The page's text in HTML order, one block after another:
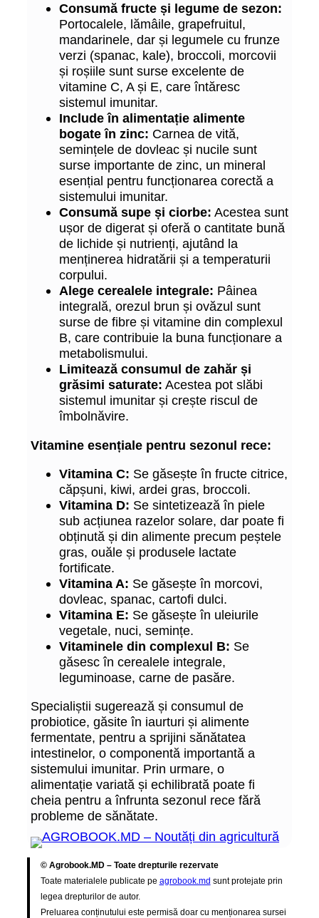
Consumă fructe și legume de sezon:
Portocalele, lămâile, grapefruitul,
mandarinele, dar și legumele cu frunze
verzi (spanac, kale), broccoli, morcovii
și roșiile sunt surse excelente de
vitamine C, A și E, care întăresc
sistemul imunitar.
Include în alimentație alimente
bogate în zinc: Carnea de vită,
semințele de dovleac și nucile sunt
surse importante de zinc, un mineral
esențial pentru funcționarea corectă a
sistemului imunitar.
Consumă supe și ciorbe: Acestea sunt
ușor de digerat și oferă o cantitate bună
de lichide și nutrienți, ajutând la
menținerea hidratării și a temperaturii
corpului.
Alege cerealele integrale: Pâinea
integrală, orezul brun și ovăzul sunt
surse de fibre și vitamine din complexul
B, care contribuie la buna funcționare a
metabolismului.
Limitează consumul de zahăr și
grăsimi saturate: Acestea pot slăbi
sistemul imunitar și crește riscul de
îmbolnăvire.
Vitamine esențiale pentru sezonul rece:
Vitamina C: Se găsește în fructe citrice,
căpșuni, kiwi, ardei gras, broccoli.
Vitamina D: Se sintetizează în piele
sub acțiunea razelor solare, dar poate fi
obținută și din alimente precum peștele
gras, ouăle și produsele lactate
fortificate.
Vitamina A: Se găsește în morcovi,
dovleac, spanac, cartofi dulci.
Vitamina E: Se găsește în uleiurile
vegetale, nuci, semințe.
Vitaminele din complexul B: Se
găsesc în cerealele integrale,
leguminoase, carne de pasăre.
Specialiștii sugerează și consumul de
probiotice, găsite în iaurturi și alimente
fermentate, pentru a sprijini sănătatea
intestinelor, o componentă importantă a
sistemului imunitar. Prin urmare, o
alimentație variată și echilibrată poate fi
cheia pentru a înfrunta sezonul rece fără
probleme de sănătate.
© Agrobook.MD – Toate drepturile rezervate
Toate materialele publicate pe agrobook.md sunt protejate prin
legea drepturilor de autor.
Preluarea conținutului este permisă doar cu menționarea sursei